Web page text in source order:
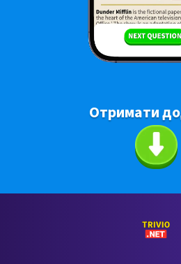
Отримати